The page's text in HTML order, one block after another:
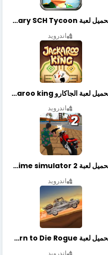
تحميل لعبة Idle Military SCH Tycoon مهكرة آخر إصدار
اندرويد
تحميل لعبة الجاكارو jackaroo king آخر إصدار
اندرويد
تحميل لعبة Vegas crime simulator 2 مهكرة اخر اصدار
اندرويد
تحميل لعبة Earn to Die Rogue مهكرة اخر اصدار